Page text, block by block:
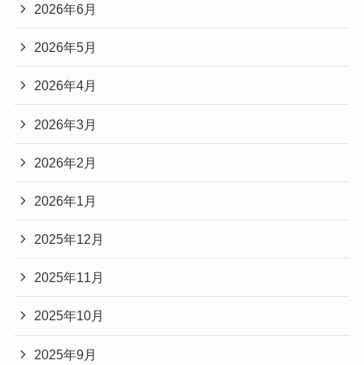
2026年6月
2026年5月
2026年4月
2026年3月
2026年2月
2026年1月
2025年12月
2025年11月
2025年10月
2025年9月